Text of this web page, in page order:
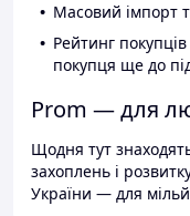
Масовий імпорт
Рейтинг
покупця ще до
Prom — для
Щодня тут
захоплень і
України — для